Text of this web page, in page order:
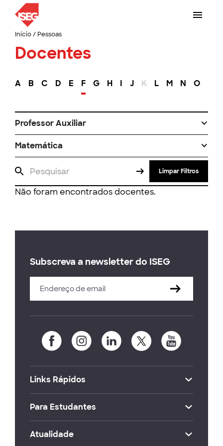
Início/ Pessoas
Docentes
A B C D E F G H I J K L M N O
Professor Auxiliar
Matemática
Limpar Filtros
Não foram encontrados docentes.
Subscreva a newsletter do ISEG
Links Rápidos
Para Estudantes
Atualidade